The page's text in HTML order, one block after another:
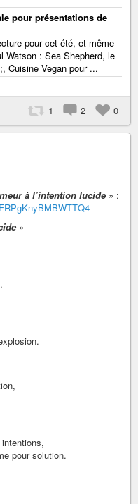
pour présentations de
pour cet été, et même
Watson : Sea Shepherd, le
Cuisine Vegan pour ...
1 2 0
à l’intention lucide » :
»
pour solution.